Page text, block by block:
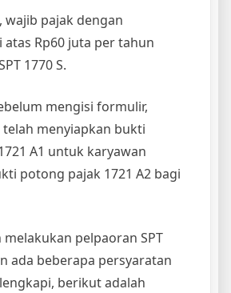
wajib pajak dengan
atas Rp60 juta per tahun
1770 S.
mengisi formulir,
menyiapkan bukti
A1 untuk karyawan
potong pajak 1721 A2 bagi
melakukan pelpaoran SPT
ada beberapa persyaratan
berikut adalah